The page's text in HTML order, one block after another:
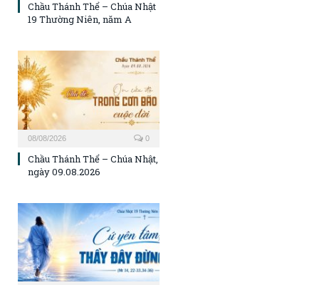
Chầu Thánh Thể – Chúa Nhật
19 Thường Niên, năm A
08/08/2026 0
Chầu Thánh Thể – Chúa Nhật,
ngày 09.08.2026